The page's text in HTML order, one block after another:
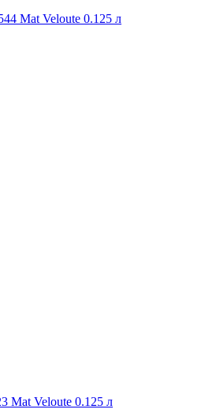
Mat Veloute 0.125 л
Mat Veloute 0.125 л